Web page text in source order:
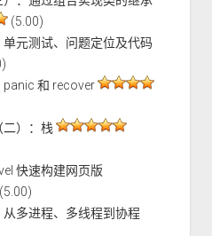
(5.00)
元测试、问题定位及代码
panic 和 recover
二）：栈
快速构建网页版
多进程、多线程到协程